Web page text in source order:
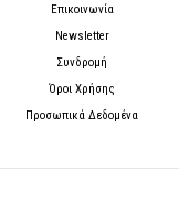
Επικοινωνία
Newsletter
Συνδρομή
Όροι Χρήσης
Προσωπικά Δεδομένα